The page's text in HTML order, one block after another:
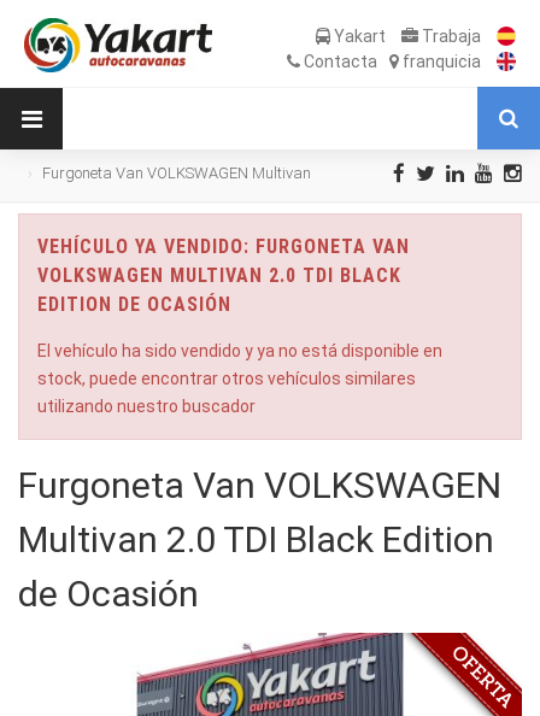
Yakart
Trabaja
Contacta
franquicia
Furgoneta Van VOLKSWAGEN Multivan
VEHÍCULO YA VENDIDO: FURGONETA VAN
VOLKSWAGEN MULTIVAN 2.0 TDI BLACK
EDITION DE OCASIÓN
El vehículo ha sido vendido y ya no está disponible en
stock, puede encontrar otros vehículos similares
utilizando nuestro buscador
Furgoneta Van VOLKSWAGEN
Multivan 2.0 TDI Black Edition
de Ocasión